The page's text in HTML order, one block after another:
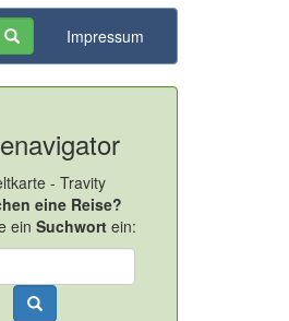
Impressum
eine Reise?
ein Suchwortein: